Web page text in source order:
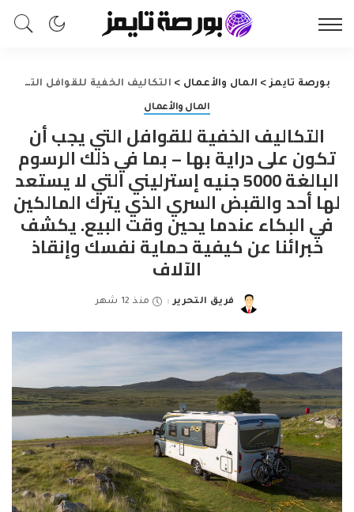
بورصة تايمز> المال والأعمال > التكاليف الخفية للقوافل التي يجب أن تكون على دراية بها – بما في ذلك الرسوم البالغة 5000 جنيه إسترليني التي لا يستعد لها أحد والقبض السري الذي يترك المالكين في البكاء عندما يحين وقت البيع. يكشف خبرائنا عن كيفية حماية نفسك وإنقاذ الآلاف
المال والأعمال
التكاليف الخفية للقوافل التي يجب أن
تكون على دراية بها – بما في ذلك الرسوم
البالغة 5000 جنيه إسترليني التي لا يستعد
لها أحد والقبض السري الذي يترك المالكين
في البكاء عندما يحين وقت البيع. يكشف
خبرائنا عن كيفية حماية نفسك وإنقاذ
الآلاف
Posted
فريق التحرير منذ 12 شهر